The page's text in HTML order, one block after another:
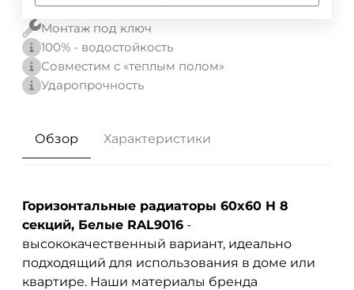
Монтаж под ключ
100% - водостойкость
Совместим с «теплым полом»
Ударопрочность
Обзор Характеристики
Горизонтальные радиаторы 60x60 H 8
секций, Белые RAL9016 -
высококачественный вариант, идеально
подходящий для использования в доме или
квартире. Наши материалы бренда